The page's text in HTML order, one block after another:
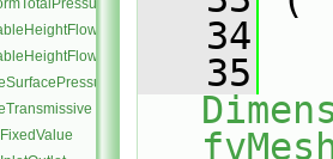
   34
   35